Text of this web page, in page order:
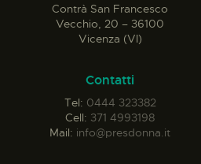
Contrà San Francesco
Vecchio, 20 – 36100
Vicenza (VI)
Contatti
Tel: 0444 323382
Cell: 371 4993198
Mail: info@presdonna.it